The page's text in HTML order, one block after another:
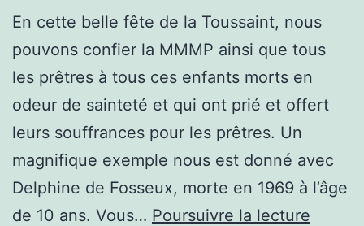
En cette belle fête de la Toussaint, nous
pouvons confier la MMMP ainsi que tous
les prêtres à tous ces enfants morts en
odeur de sainteté et qui ont prié et offert
leurs souffrances pour les prêtres. Un
magnifique exemple nous est donné avec
Delphine de Fosseux, morte en 1969 à l’âge
de 10 ans. Vous… Poursuivre la lecture